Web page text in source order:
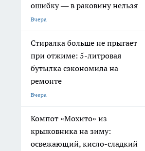
ошибку — в раковину нельзя
Вчера
Стиралка больше не прыгает
при отжиме: 5-литровая
бутылка сэкономила на
ремонте
Вчера
Компот «Мохито» из
крыжовника на зиму:
освежающий, кисло-сладкий